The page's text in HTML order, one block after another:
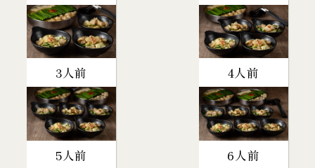
3人前 4人前
5人前 6人前